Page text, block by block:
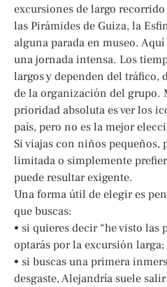
excursiones de largo
las Pirámides de Guiza, la
alguna parada en museo.
una jornada intensa. Los
largos y dependen del tráfico,
de la organización del grupo.
prioridad absoluta es ver los
país, pero no es la mejor
Si viajas con niños
limitada o simplemente
puede resultar exigente.
Una forma útil de elegir es
que buscas:
• si quieres decir “he visto
optarás por la excursión larga;
• si buscas una primera
desgaste, Alejandría suele